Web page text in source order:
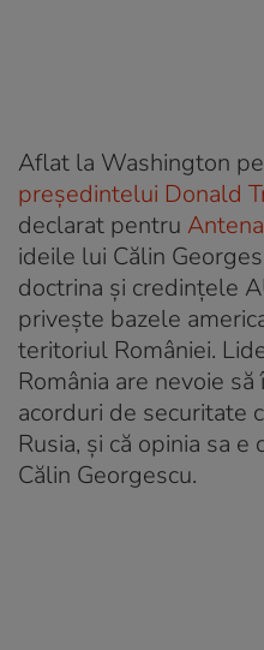
Aflat la Washington
președintelui Donald
declarat pentru
ideile lui Călin
doctrina și credințele
privește bazele
teritoriul României.
România are nevoie
acorduri de securitate
Rusia, și că opinia sa
Călin Georgescu.